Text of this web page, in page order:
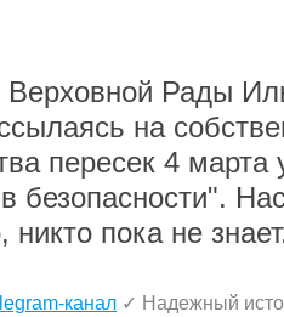
Рады
на
пересек 4 марта
безопасности".
никто пока не
канал ✓ Надежный